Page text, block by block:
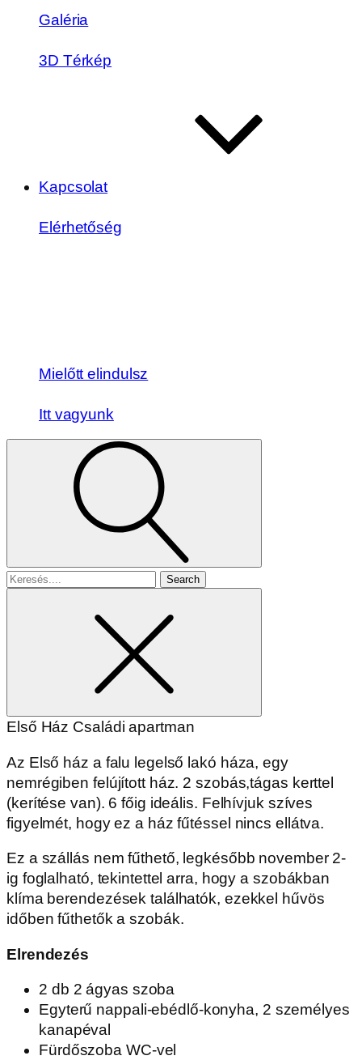
Galéria
3D Térkép
Kapcsolat
Elérhetőség
Mielőtt elindulsz
Itt vagyunk
Search
Első Ház Családi apartman
Az Első ház a falu legelső lakó háza, egy
nemrégiben felújított ház. 2 szobás,tágas kerttel
(kerítése van). 6 főig ideális. Felhívjuk szíves
figyelmét, hogy ez a ház fűtéssel nincs ellátva.
Ez a szállás nem fűthető, legkésőbb november 2-
ig foglalható, tekintettel arra, hogy a szobákban
klíma berendezések találhatók, ezekkel hűvös
időben fűthetők a szobák.
Elrendezés
2 db 2 ágyas szoba
Egyterű nappali-ebédlő-konyha, 2 személyes
kanapéval
Fürdőszoba WC-vel